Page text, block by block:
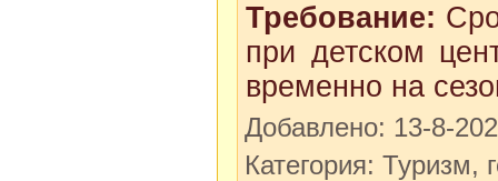
Требование:
при детском
временно на
Добавлено: 13-8-
Категория: Туризм,